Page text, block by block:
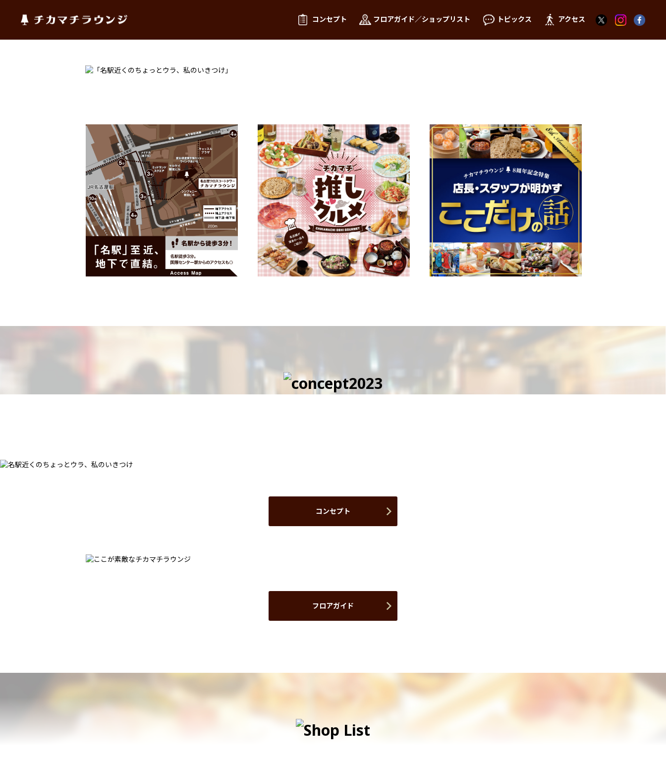
コンセプト フロアガイド／ショップリスト トピックス アクセス
コンセプト
フロアガイド